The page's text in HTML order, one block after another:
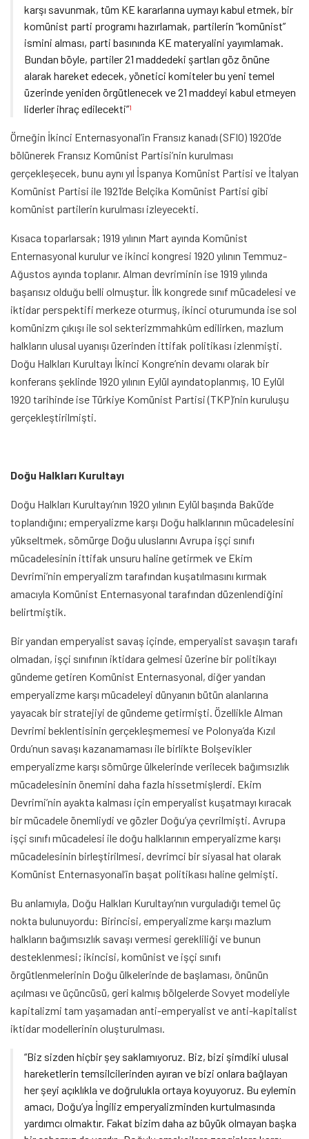
karşı savunmak, tüm KE kararlarına uymayı kabul etmek, bir
komünist parti programı hazırlamak, partilerin “komünist”
ismini alması, parti basınında KE materyalini yayımlamak.
Bundan böyle, partiler 21 maddedeki şartları göz önüne
alarak hareket edecek, yönetici komiteler bu yeni temel
üzerinde yeniden örgütlenecek ve 21 maddeyi kabul etmeyen
liderler ihraç edilecekti”1
Örneğin İkinci Enternasyonal’in Fransız kanadı (SFIO) 1920’de
bölünerek Fransız Komünist Partisi’nin kurulması
gerçekleşecek, bunu aynı yıl İspanya Komünist Partisi ve İtalyan
Komünist Partisi ile 1921’de Belçika Komünist Partisi gibi
komünist partilerin kurulması izleyecekti.
Kısaca toparlarsak; 1919 yılının Mart ayında Komünist
Enternasyonal kurulur ve ikinci kongresi 1920 yılının Temmuz-
Ağustos ayında toplanır. Alman devriminin ise 1919 yılında
başarısız olduğu belli olmuştur. İlk kongrede sınıf mücadelesi ve
iktidar perspektifi merkeze oturmuş, ikinci oturumunda ise sol
komünizm çıkışı ile sol sekterizmmahkûm edilirken, mazlum
halkların ulusal uyanışı üzerinden ittifak politikası izlenmişti.
Doğu Halkları Kurultayı İkinci Kongre’nin devamı olarak bir
konferans şeklinde 1920 yılının Eylül ayındatoplanmış, 10 Eylül
1920 tarihinde ise Türkiye Komünist Partisi (TKP)’nin kuruluşu
gerçekleştirilmişti.
Doğu Halkları Kurultayı
Doğu Halkları Kurultayı’nın 1920 yılının Eylül başında Bakü’de
toplandığını; emperyalizme karşı Doğu halklarının mücadelesini
yükseltmek, sömürge Doğu uluslarını Avrupa işçi sınıfı
mücadelesinin ittifak unsuru haline getirmek ve Ekim
Devrimi’nin emperyalizm tarafından kuşatılmasını kırmak
amacıyla Komünist Enternasyonal tarafından düzenlendiğini
belirtmiştik.
Bir yandan emperyalist savaş içinde, emperyalist savaşın tarafı
olmadan, işçi sınıfının iktidara gelmesi üzerine bir politikayı
gündeme getiren Komünist Enternasyonal, diğer yandan
emperyalizme karşı mücadeleyi dünyanın bütün alanlarına
yayacak bir stratejiyi de gündeme getirmişti. Özellikle Alman
Devrimi beklentisinin gerçekleşmemesi ve Polonya’da Kızıl
Ordu’nun savaşı kazanamaması ile birlikte Bolşevikler
emperyalizme karşı sömürge ülkelerinde verilecek bağımsızlık
mücadelesinin önemini daha fazla hissetmişlerdi. Ekim
Devrimi’nin ayakta kalması için emperyalist kuşatmayı kıracak
bir mücadele önemliydi ve gözler Doğu’ya çevrilmişti. Avrupa
işçi sınıfı mücadelesi ile doğu halklarının emperyalizme karşı
mücadelesinin birleştirilmesi, devrimci bir siyasal hat olarak
Komünist Enternasyonal’in başat politikası haline gelmişti.
Bu anlamıyla, Doğu Halkları Kurultayı’nın vurguladığı temel üç
nokta bulunuyordu: Birincisi, emperyalizme karşı mazlum
halkların bağımsızlık savaşı vermesi gerekliliği ve bunun
desteklenmesi; ikincisi, komünist ve işçi sınıfı
örgütlenmelerinin Doğu ülkelerinde de başlaması, önünün
açılması ve üçüncüsü, geri kalmış bölgelerde Sovyet modeliyle
kapitalizmi tam yaşamadan anti-emperyalist ve anti-kapitalist
iktidar modellerinin oluşturulması.
“Biz sizden hiçbir şey saklamıyoruz. Biz, bizi şimdiki ulusal
hareketlerin temsilcilerinden ayıran ve bizi onlara bağlayan
her şeyi açıklıkla ve doğrulukla ortaya koyuyoruz. Bu eylemin
amacı, Doğu’ya İngiliz emperyalizminden kurtulmasında
yardımcı olmaktır. Fakat bizim daha az büyük olmayan başka